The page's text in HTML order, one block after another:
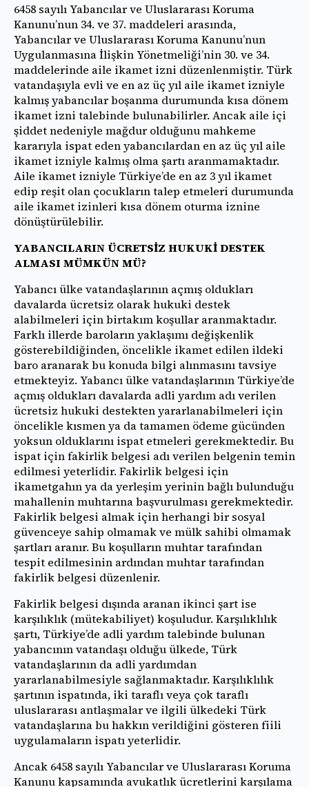
6458 sayılı Yabancılar ve Uluslararası Koruma
Kanunu’nun 34. ve 37. maddeleri arasında,
Yabancılar ve Uluslararası Koruma Kanunu’nun
Uygulanmasına İlişkin Yönetmeliği’nin 30. ve 34.
maddelerinde aile ikamet izni düzenlenmiştir. Türk
vatandaşıyla evli ve en az üç yıl aile ikamet izniyle
kalmış yabancılar boşanma durumunda kısa dönem
ikamet izni talebinde bulunabilirler. Ancak aile içi
şiddet nedeniyle mağdur olduğunu mahkeme
kararıyla ispat eden yabancılardan en az üç yıl aile
ikamet izniyle kalmış olma şartı aranmamaktadır.
Aile ikamet izniyle Türkiye’de en az 3 yıl ikamet
edip reşit olan çocukların talep etmeleri durumunda
aile ikamet izinleri kısa dönem oturma iznine
dönüştürülebilir.
YABANCILARIN ÜCRETSİZ HUKUKİ DESTEK
ALMASI MÜMKÜN MÜ?
Yabancı ülke vatandaşlarının açmış oldukları
davalarda ücretsiz olarak hukuki destek
alabilmeleri için birtakım koşullar aranmaktadır.
Farklı illerde baroların yaklaşımı değişkenlik
gösterebildiğinden, öncelikle ikamet edilen ildeki
baro aranarak bu konuda bilgi alınmasını tavsiye
etmekteyiz. Yabancı ülke vatandaşlarının Türkiye’de
açmış oldukları davalarda adli yardım adı verilen
ücretsiz hukuki destekten yararlanabilmeleri için
öncelikle kısmen ya da tamamen ödeme gücünden
yoksun olduklarını ispat etmeleri gerekmektedir. Bu
ispat için fakirlik belgesi adı verilen belgenin temin
edilmesi yeterlidir. Fakirlik belgesi için
ikametgahın ya da yerleşim yerinin bağlı bulunduğu
mahallenin muhtarına başvurulması gerekmektedir.
Fakirlik belgesi almak için herhangi bir sosyal
güvenceye sahip olmamak ve mülk sahibi olmamak
şartları aranır. Bu koşulların muhtar tarafından
tespit edilmesinin ardından muhtar tarafından
fakirlik belgesi düzenlenir.
Fakirlik belgesi dışında aranan ikinci şart ise
karşılıklık (mütekabiliyet) koşuludur. Karşılıklılık
şartı, Türkiye’de adli yardım talebinde bulunan
yabancının vatandaşı olduğu ülkede, Türk
vatandaşlarının da adli yardımdan
yararlanabilmesiyle sağlanmaktadır. Karşılıklılık
şartının ispatında, iki taraflı veya çok taraflı
uluslararası antlaşmalar ve ilgili ülkedeki Türk
vatandaşlarına bu hakkın verildiğini gösteren fiili
uygulamaların ispatı yeterlidir.
Ancak 6458 sayılı Yabancılar ve Uluslararası Koruma
Kanunu kapsamında avukatlık ücretlerini karşılama